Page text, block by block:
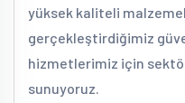
yüksek kaliteli
gerçekleştirdiğimiz
hizmetlerimiz için
sunuyoruz.